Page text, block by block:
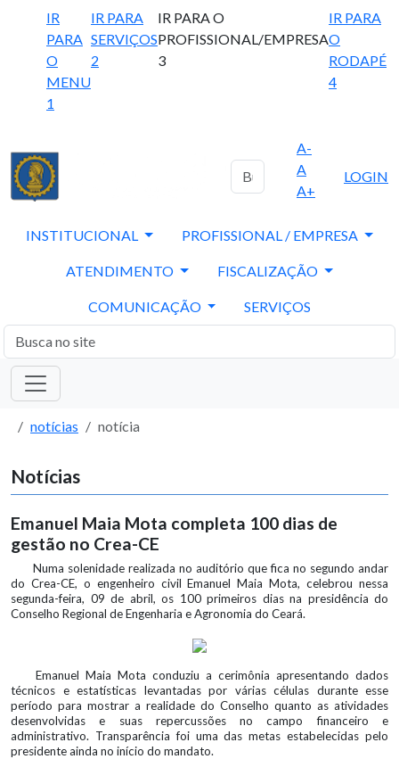
IR
PARA
O
MENU
1
IR PARA
SERVIÇOS
2
IR PARA O
PROFISSIONAL/EMPRESA
3
IR PARA
O
RODAPÉ
4
A-
A
A+
LOGIN
INSTITUCIONAL PROFISSIONAL / EMPRESA
ATENDIMENTO FISCALIZAÇÃO
COMUNICAÇÃO SERVIÇOS
notícias notícia
Notícias
Emanuel Maia Mota completa 100 dias de
gestão no Crea-CE
Numa solenidade realizada no auditório que fica no segundo andar
do Crea-CE, o engenheiro civil Emanuel Maia Mota, celebrou nessa
segunda-feira, 09 de abril, os 100 primeiros dias na presidência do
Conselho Regional de Engenharia e Agronomia do Ceará.
Emanuel Maia Mota conduziu a cerimônia apresentando dados
técnicos e estatísticas levantadas por várias células durante esse
período para mostrar a realidade do Conselho quanto as atividades
desenvolvidas e suas repercussões no campo financeiro e
administrativo. Transparência foi uma das metas estabelecidas pelo
presidente ainda no início do mandato.